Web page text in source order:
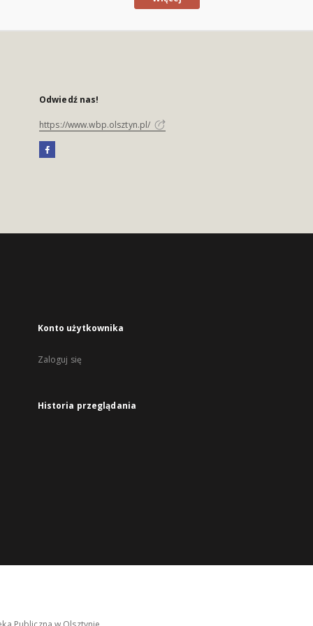
Odwiedź nas!
https://www.wbp.olsztyn.pl/
Konto użytkownika
Zaloguj się
Historia przeglądania